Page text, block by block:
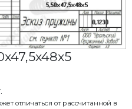
отличаться от рассчитанной в